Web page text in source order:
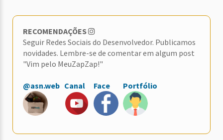
RECOMENDAÇÕES
Seguir Redes Sociais do Desenvolvedor. Publicamos
novidades. Lembre-se de comentar em algum post
"Vim pelo MeuZapZap!"
@asn.web Canal Face Portfólio